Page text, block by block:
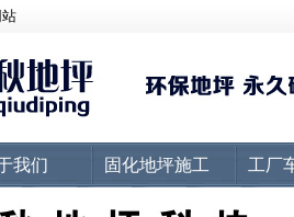
我们 固化地坪施工 工厂